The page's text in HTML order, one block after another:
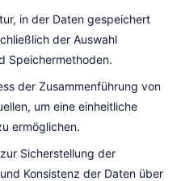
in der Daten gespeichert
der Auswahl
Speichermethoden.
der Zusammenführung von
um eine einheitliche
ermöglichen.
Sicherstellung der
Konsistenz der Daten über